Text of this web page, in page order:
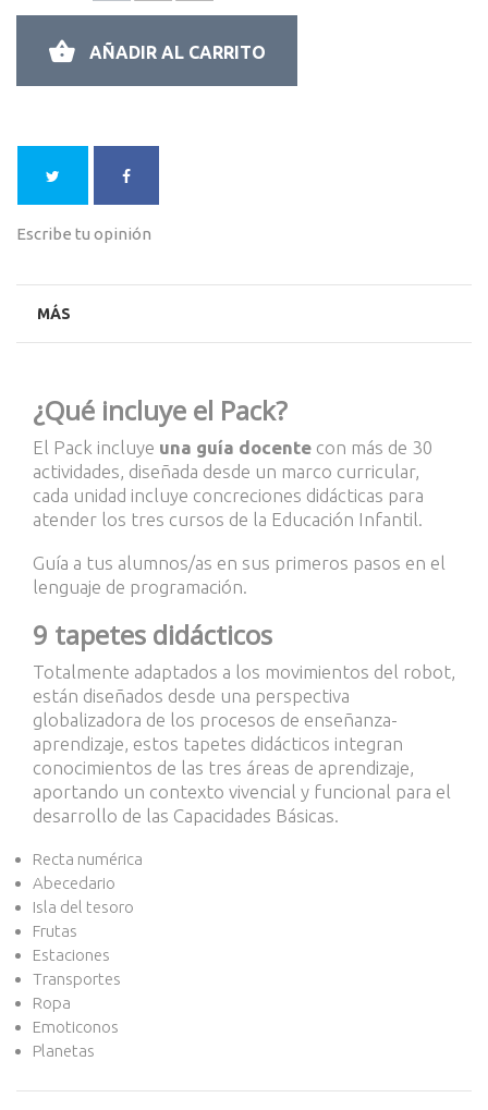
AÑADIR AL CARRITO
Escribe tu opinión
MÁS
¿Qué incluye el Pack?
El Pack incluye una guía docente con más de 30
actividades, diseñada desde un marco curricular,
cada unidad incluye concreciones didácticas para
atender los tres cursos de la Educación Infantil.
Guía a tus alumnos/as en sus primeros pasos en el
lenguaje de programación.
9 tapetes didácticos
Totalmente adaptados a los movimientos del robot,
están diseñados desde una perspectiva
globalizadora de los procesos de enseñanza-
aprendizaje, estos tapetes didácticos integran
conocimientos de las tres áreas de aprendizaje,
aportando un contexto vivencial y funcional para el
desarrollo de las Capacidades Básicas.
Recta numérica
Abecedario
Isla del tesoro
Frutas
Estaciones
Transportes
Ropa
Emoticonos
Planetas